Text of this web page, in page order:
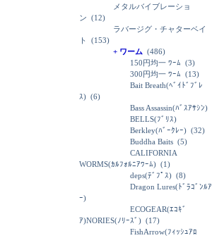
メタルバイブレーショ
ン (12)
ラバージグ・チャターベイ
ト
(153)
+ ワーム (486)
150円均一 ﾜｰﾑ (3)
300円均一 ﾜｰﾑ (13)
Bait Breath(ﾍﾞｲﾄﾞﾌﾞﾚ
ｽ) (6)
Bass Assassin(ﾊﾞｽｱｻｼﾝ)
BELLS(ﾌﾞﾘｽ)
Berkley(ﾊﾞｰｸﾚｰ) (32)
Buddha Baits (5)
CALIFORNIA
WORMS(ｶﾙﾌｫﾙﾆｱﾜｰﾑ) (1)
deps(ﾃﾞﾌﾟｽ) (8)
Dragon Lures(ﾄﾞﾗｺﾞﾝﾙｱ
ｰ)
ECOGEAR(ｴｺｷﾞ
ｱ)NORIES(ﾉﾘｰｽﾞ) (17)
FishArrow(ﾌｨｯｼｭｱﾛ